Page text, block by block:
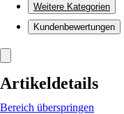
Weitere Kategorien
Kundenbewertungen
Artikeldetails
Bereich überspringen